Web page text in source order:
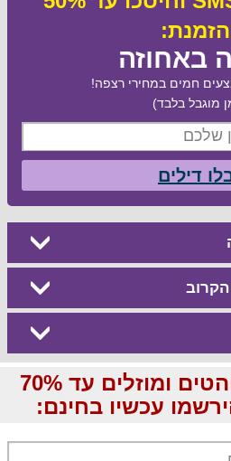
באחוזה
חמים במחירי רצפה!
מוגבל בלבד)
דילים
הקרוב
קבלו מבצעים לוהטים ומוזלים עד 70%
עכשיו בחינם: